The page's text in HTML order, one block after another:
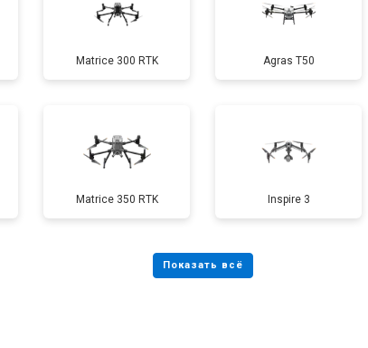
от 60 мин
Matrice 300 RTK Agras T50
Matrice 350 RTK Inspire 3